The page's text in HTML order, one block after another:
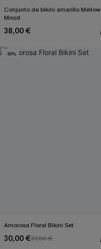
Conjunto de bikini amarillo Mellow
Mood
38,00 €
-19%
Amorosa Floral Bikini Set
30,00 €37,00 €